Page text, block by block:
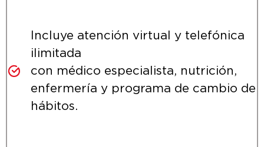
Incluye atención virtual y telefónica
ilimitada
con médico especialista, nutrición,
enfermería y programa de cambio de
hábitos.